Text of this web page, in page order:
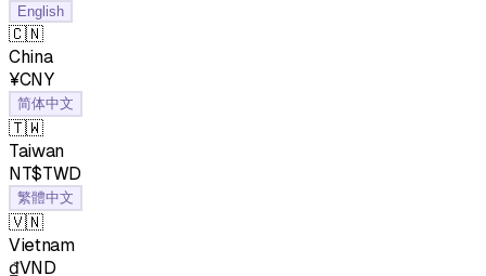
English
🇨🇳
China
¥CNY
简体中文
🇹🇼
Taiwan
NT$TWD
繁體中文
🇻🇳
Vietnam
₫VND